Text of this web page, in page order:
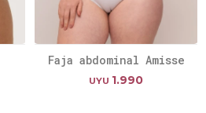
Faja abdominal Amisse
UYU 1.990